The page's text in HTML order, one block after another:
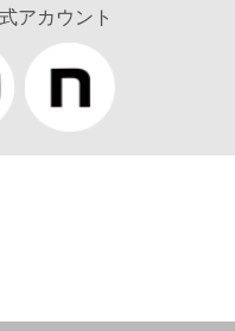
アカウント